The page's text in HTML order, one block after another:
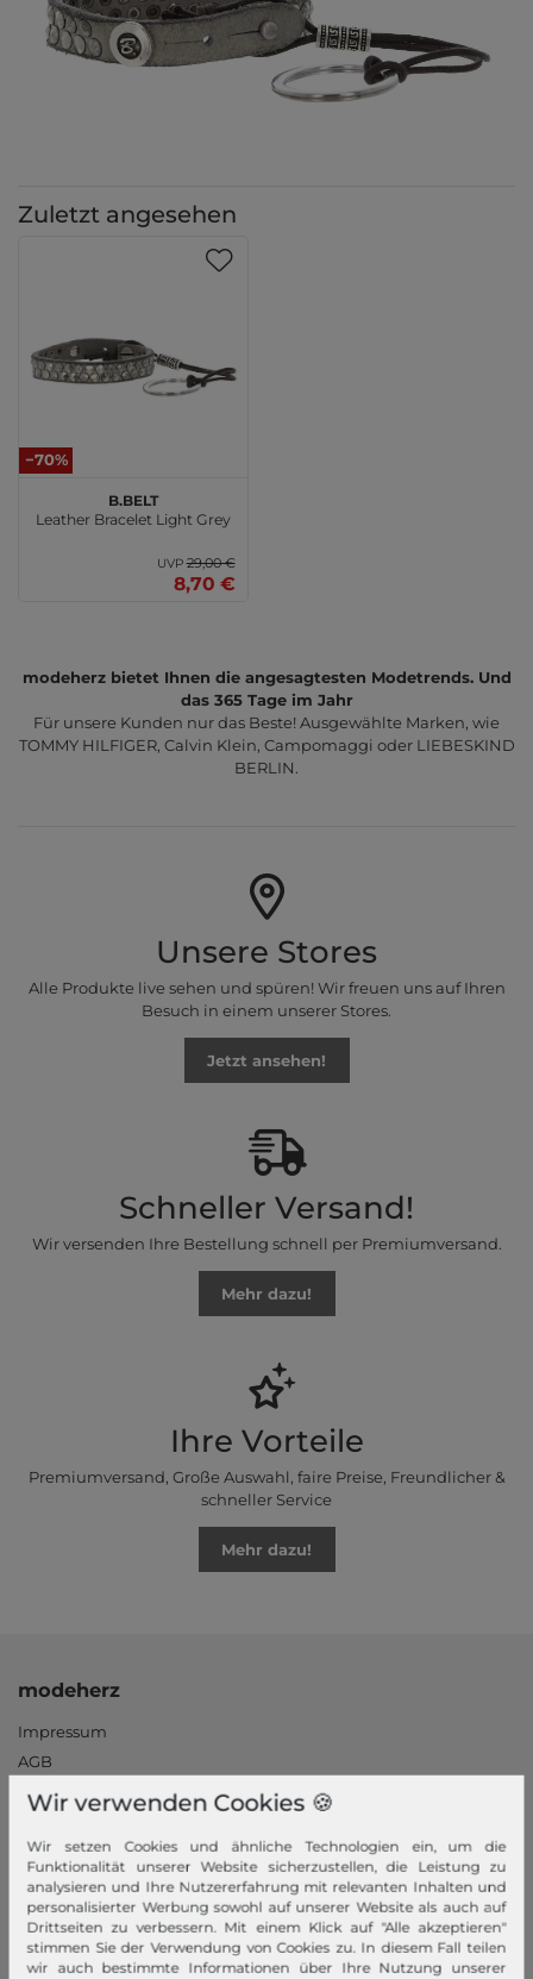
Zuletzt angesehen
−70%
b.belt
Leather Bracelet Light Grey
UVP29,00 €
8,70 €
modeherz bietet Ihnen die angesagtesten Modetrends. Und
das 365 Tage im Jahr
Für unsere Kunden nur das Beste! Ausgewählte Marken, wie
TOMMY HILFIGER, Calvin Klein, Campomaggi oder LIEBESKIND
BERLIN.
Unsere Stores
Alle Produkte live sehen und spüren! Wir freuen uns auf Ihren
Besuch in einem unserer Stores.
Jetzt ansehen!
Schneller Versand!
Wir versenden Ihre Bestellung schnell per Premiumversand.
Mehr dazu!
Ihre Vorteile
Premiumversand, Große Auswahl, faire Preise, Freundlicher &
schneller Service
Mehr dazu!
modeherz
Impressum
AGB
Widerrufsrecht
Datenschutzeinstellungen
Barrierefreiheitserklärung
Jobs
Unsere Stores
Wir verwenden Cookies 🍪
Wir setzen Cookies und ähnliche Technologien ein, um die
Funktionalität unserer Website sicherzustellen, die Leistung zu
analysieren und Ihre Nutzererfahrung mit relevanten Inhalten und
personalisierter Werbung sowohl auf unserer Website als auch auf
Drittseiten zu verbessern. Mit einem Klick auf "Alle akzeptieren"
stimmen Sie der Verwendung von Cookies zu. In diesem Fall teilen
wir auch bestimmte Informationen über Ihre Nutzung unserer